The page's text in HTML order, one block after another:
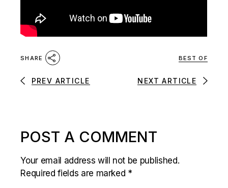
SHARE BEST OF
PREV ARTICLE NEXT ARTICLE
POST A COMMENT
Your email address will not be published.
Required fields are marked *